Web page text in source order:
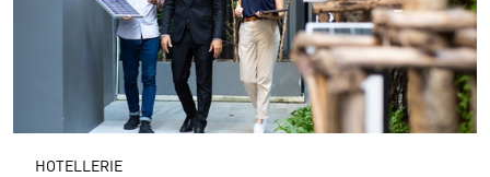
HOTELLERIE